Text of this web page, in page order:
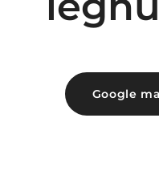
Google